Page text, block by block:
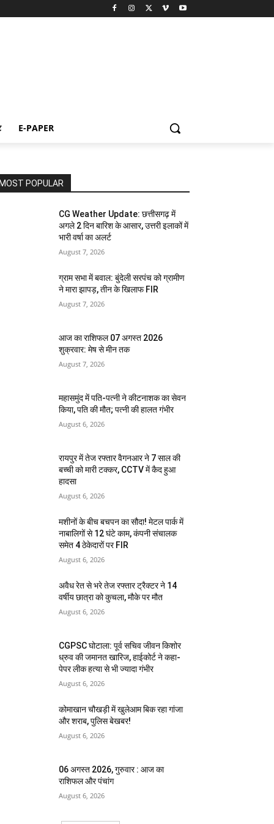
E-PAPER
MOST POPULAR
CG Weather Update: छत्तीसगढ़ में
अगले 2 दिन बारिश के आसार, उत्तरी इलाकों में
भारी वर्षा का अलर्ट
August 7, 2026
ग्राम सभा में बवाल: बुंदेली सरपंच को ग्रामीण
ने मारा झापड़, तीन के खिलाफ FIR
August 7, 2026
आज का राशिफल 07 अगस्त 2026
शुक्रवार: मेष से मीन तक
August 7, 2026
महासमुंद में पति-पत्नी ने कीटनाशक का सेवन
किया, पति की मौत; पत्नी की हालत गंभीर
August 6, 2026
रायपुर में तेज रफ्तार वैगनआर ने 7 साल की
बच्ची को मारी टक्कर, CCTV में कैद हुआ
हादसा
August 6, 2026
मशीनों के बीच बचपन का सौदा! मेटल पार्क में
नाबालिगों से 12 घंटे काम, कंपनी संचालक
समेत 4 ठेकेदारों पर FIR
August 6, 2026
अवैध रेत से भरे तेज रफ्तार ट्रैक्टर ने 14
वर्षीय छात्रा को कुचला, मौके पर मौत
August 6, 2026
CGPSC घोटाला: पूर्व सचिव जीवन किशोर
ध्रुव की जमानत खारिज, हाईकोर्ट ने कहा-
पेपर लीक हत्या से भी ज्यादा गंभीर
August 6, 2026
कोमाखान चौखड़ी में खुलेआम बिक रहा गांजा
और शराब, पुलिस बेखबर!
August 6, 2026
06 अगस्त 2026, गुरुवार : आज का
राशिफल और पंचांग
August 6, 2026